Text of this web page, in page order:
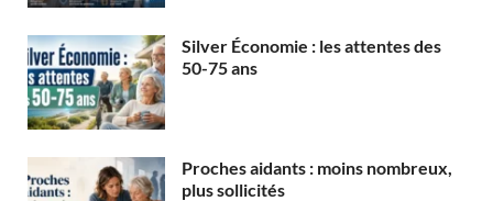
Silver Économie : les attentes des
50-75 ans
Proches aidants : moins nombreux,
plus sollicités